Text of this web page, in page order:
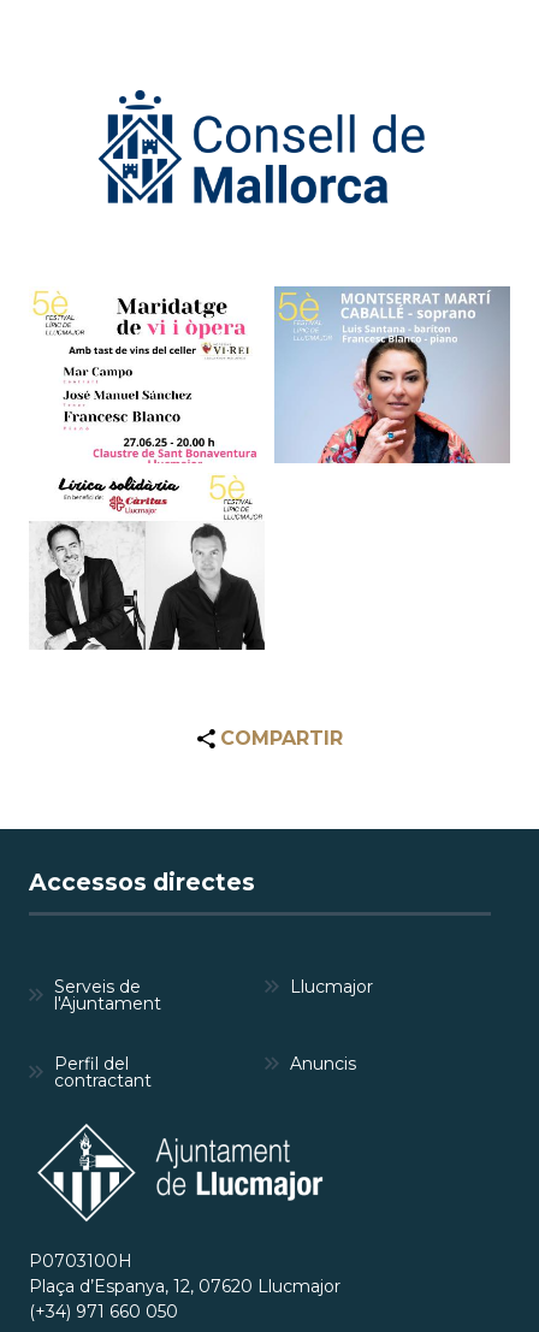
COMPARTIR
Accessos directes
Serveis de
l'Ajuntament
Llucmajor
Perfil del
contractant
Anuncis
P0703100H
Plaça d’Espanya, 12, 07620 Llucmajor
(+34) 971 660 050